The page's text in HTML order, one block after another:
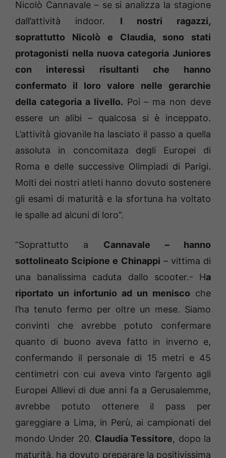
Nicolò Cannavale – se si analizza la stagione
dall’attività indoor. I nostri ragazzi,
soprattutto Nicolò e Claudia, sono stati
protagonisti nella nuova categoria Juniores
con interessi risultanti che hanno
confermato il loro valore nelle gerarchie
della categoria a livello. Poi – ma non deve
essere un alibi – qualcosa si è inceppato.
L’attività giovanile ha lasciato il passo a quella
assoluta in concomitaza degli Europei di
Roma e delle successive Olimpiadi di Parigi.
Molti dei nostri atleti hanno dovuto sostenere
gli esami di maturità e la sfortuna ha voltato
le spalle ad alcuni di loro”.
“Soprattutto a Cannavale
– hanno
sottolineato Scipione e Chinappi – vittima di
una banalissima caduta dallo scooter.- Ha
riportato un infortunio ad un menisco che
l’ha tenuto fermo per oltre un mese. Siamo
convinti che avrebbe potuto confermare
quanto di buono aveva fatto in inverno e,
confermando il personale di 15 metri e 45
centimetri con cui aveva vinto l’argento agli
Europei Allievi di due anni fa a Gerusalemme,
avrebbe potuto ottenere il pass per
gareggiare a Lima, in Perù, ai campionati del
mondo Under 20. Claudia Tessitore, dopo la
maturità, ha dovuto preparare la positivissima